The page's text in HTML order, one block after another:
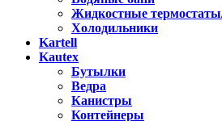
Жидкостные
Холодильники
Kartell
Kautex
Бутылки
Ведра
Канистры
Контейнеры